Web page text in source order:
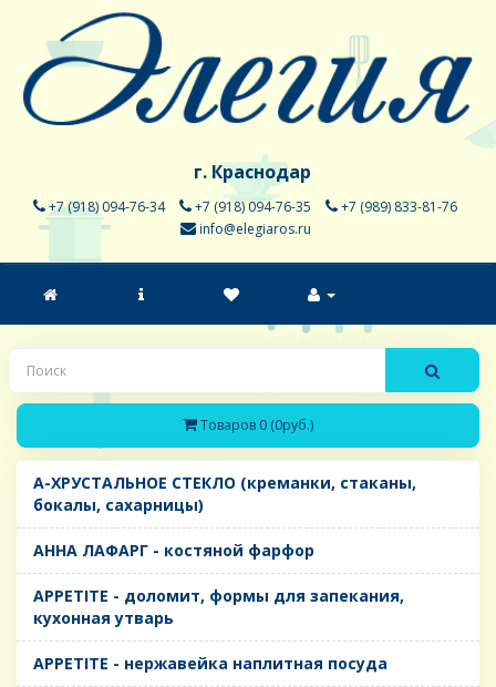
г. Краснодар
+7 (918) 094-76-34 +7 (918) 094-76-35
+7 (989) 833-81-76
info@elegiaros.ru
Товаров 0 (0руб.)
A-ХРУСТАЛЬНОЕ СТЕКЛО (креманки, стаканы,
бокалы, сахарницы)
AHHA ЛАФАРГ - костяной фарфор
APPETITE - доломит, формы для запекания,
кухонная утварь
APPETITE - нержавейка наплитная посуда